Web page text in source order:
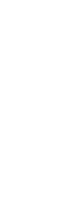
لیر
در